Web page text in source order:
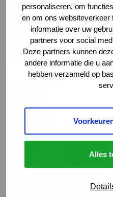
personaliseren, om
en om ons websiteverkeer
informatie over uw
partners voor social
Deze partners kunnen
andere informatie die u
hebben verzameld op
Alles
Fijne feestdagen
17 december 2025
over
interim-